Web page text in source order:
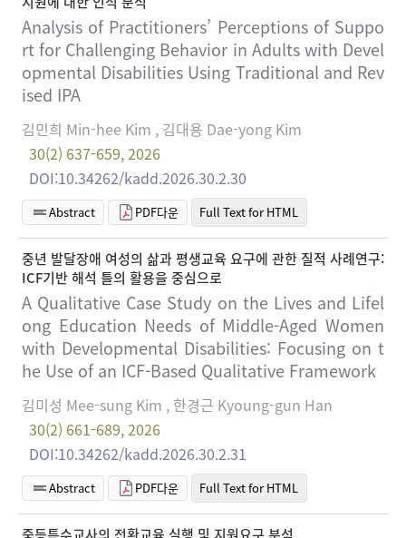
Analysis of Practitioners’ Perceptions of Suppo
rt for Challenging Behavior in Adults with Devel
opmental Disabilities Using Traditional and Rev
ised IPA
김민희 Min-hee Kim , 김대용 Dae-yong Kim
30(2) 637-659, 2026
DOI:10.34262/kadd.2026.30.2.30
Abstract PDF다운 Full Text for HTML
중년 발달장애 여성의 삶과 평생교육 요구에 관한 질적 사례연구:
ICF기반 해석 틀의 활용을 중심으로
A Qualitative Case Study on the Lives and Lifel
ong Education Needs of Middle-Aged Women
with Developmental Disabilities: Focusing on t
he Use of an ICF-Based Qualitative Framework
김미성 Mee-sung Kim , 한경근 Kyoung-gun Han
30(2) 661-689, 2026
DOI:10.34262/kadd.2026.30.2.31
Abstract PDF다운 Full Text for HTML